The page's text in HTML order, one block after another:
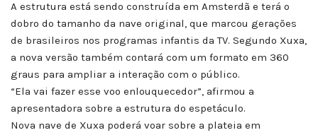
A estrutura está sendo construída em Amsterdã e terá o
dobro do tamanho da nave original, que marcou gerações
de brasileiros nos programas infantis da TV. Segundo Xuxa,
a nova versão também contará com um formato em 360
graus para ampliar a interação com o público.
“Ela vai fazer esse voo enlouquecedor”, afirmou a
apresentadora sobre a estrutura do espetáculo.
Nova nave de Xuxa poderá voar sobre a plateia em